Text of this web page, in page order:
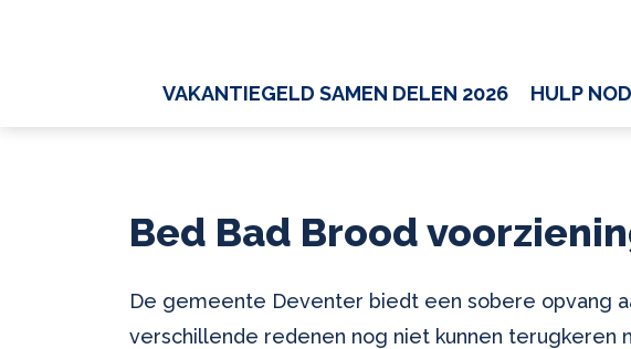
VAKANTIEGELD SAMEN DELEN 2026 HULP
Bed Bad Brood
De gemeente Deventer biedt een sobere opvang
verschillende redenen nog niet kunnen terugkeren